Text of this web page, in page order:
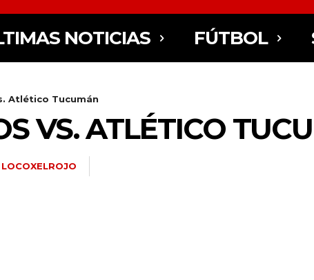
NOTICIAS FÚTBOL
Atlético Tucumán
VS. ATLÉTICO
LOCOXELROJO